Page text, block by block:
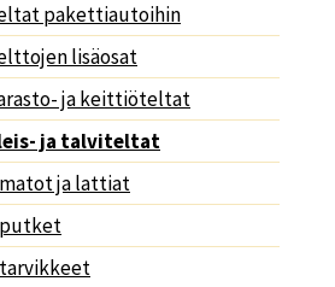
pakettiautoihin
lisäosat
ja keittiöteltat
ja talviteltat
ja lattiat